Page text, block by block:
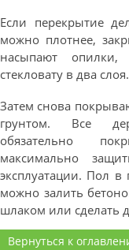
Если перекрытие
можно плотнее,
насыпают
стекловату в два слоя.
Затем снова
грунтом. Все
обязательно
максимально
эксплуатации. Пол
можно залить
шлаком или сделать
Вернуться к